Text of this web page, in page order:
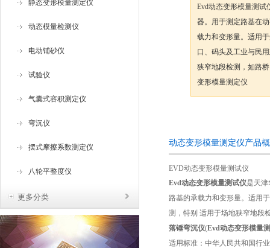
静态变形模量测定仪
动态模量检测仪
电动铺砂仪
试验仪
气囊式容积测定仪
弯沉仪
摆式摩擦系数测定仪
八轮平整度仪
更多分类
Evd动态变形模量测试
器。用于测定路基在
载力和变形量。适用
口、码头及工业与民
狭窄地段检测，如路
变形模量测定仪
动态变形模量测定仪产品
EVD动态变形模量测试仪
Evd动态变形模量测试仪是天津
路基的承载力和变形量。适用
测，特别 适用于场地狭窄地段
落锤弯沉仪(Evd动态变形模量
适用标准：中华人民共和国行